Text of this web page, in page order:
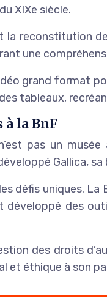
XIXe siècle.
la reconstitution
une
grand format
tableaux,
la BnF
pas un
Gallica,
défis uniques. La
développé des
des droits
et éthique à son